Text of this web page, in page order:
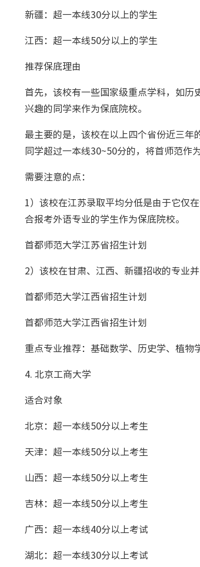
新疆：超一本线30分以上的学生
江西：超一本线50分以上的学生
推荐保底理由
首先，该校有一些国家级重点学科，如
兴趣的同学来作为保底院校。
最主要的是，该校在以上四个省份近三年
同学超过一本线30~50分的，将首师范作
需要注意的点：
1）该校在江苏录取平均分低是由于它仅
合报考外语专业的学生作为保底院校。
首都师范大学江苏省招生计划
2）该校在甘肃、江西、新疆招收的专业
首都师范大学江西省招生计划
首都师范大学江西省招生计划
重点专业推荐：基础数学、历史学、植物
4. 北京工商大学
适合对象
北京：超一本线50分以上考生
天津：超一本线50分以上考生
山西：超一本线50分以上考生
吉林：超一本线50分以上考生
广西：超一本线40分以上考试
湖北：超一本线30分以上考试